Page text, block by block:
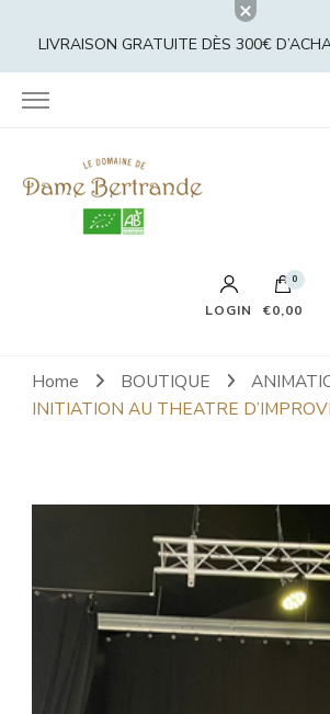
LIVRAISON GRATUITE DÈS 300€
La Boutique Dame Bertrande
LOGIN
0
€0,00
No products in the
Home BOUTIQUE
INITIATION AU THEATRE